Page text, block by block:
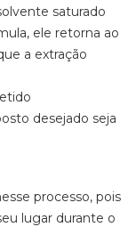
saturado
ele retorna ao
a extração
desejado seja
processo, pois
lugar durante o